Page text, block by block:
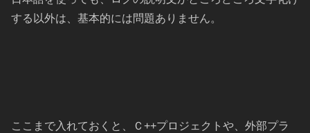
する以外は、基本的には問題ありません。
ここまで入れておくと、Ｃ++プロジェクトや、外部プラ